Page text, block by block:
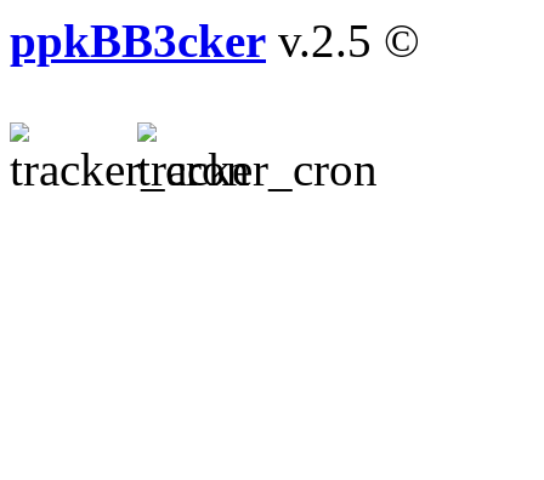
ppkBB3cker v.2.5 ©